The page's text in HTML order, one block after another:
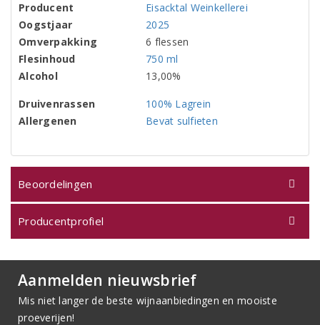
Producent
Eisacktal Weinkellerei
Oogstjaar
2025
Omverpakking
6 flessen
Flesinhoud
750 ml
Alcohol
13,00%
Druivenrassen
100% Lagrein
Allergenen
Bevat sulfieten
Beoordelingen
Producentprofiel
Aanmelden nieuwsbrief
Mis niet langer de beste wijnaanbiedingen en mooiste
proeverijen!